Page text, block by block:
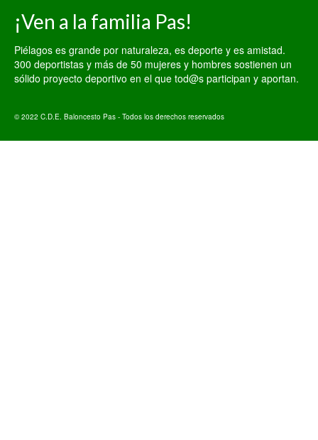
¡Ven a la familia Pas!
Piélagos es grande por naturaleza, es deporte y es amistad.
300 deportistas y más de 50 mujeres y hombres sostienen un
sólido proyecto deportivo en el que tod@s participan y aportan.
© 2022 C.D.E. Baloncesto Pas - Todos los derechos reservados